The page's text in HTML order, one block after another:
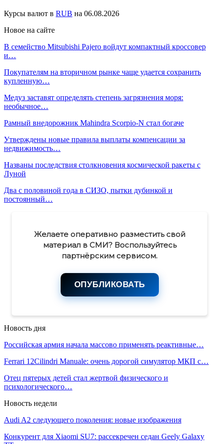
Курсы валют в RUB на 06.08.2026
Новое на сайте
В семейство Mitsubishi Pajero войдут компактный кроссовер
и…
Покупателям на вторичном рынке чаще удается сохранить
купленную…
Медуз заставят определять степень загрязнения моря:
необычное…
Рамный внедорожник Mahindra Scorpio-N стал богаче
Утверждены новые правила выплаты компенсации за
недвижимость…
Названы последствия столкновения космической ракеты с
Луной
Два с половиной года в СИЗО, пытки дубинкой и
постоянный…
Желаете оперативно разместить свой
материал в СМИ? Воспользуйтесь
партнёрским сервисом.
ОПУБЛИКОВАТЬ
Новость дня
Российская армия начала массово применять реактивные…
Ferrari 12Cilindri Manuale: очень дорогой симулятор МКП с…
Отец пятерых детей стал жертвой физического и
психологического…
Новость недели
Audi A2 следующего поколения: новые изображения
Конкурент для Xiaomi SU7: рассекречен седан Geely Galaxy